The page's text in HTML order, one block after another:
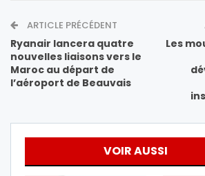
ARTICLE PRÉCÉDENT
Ryanair lancera quatre
nouvelles liaisons vers le
Maroc au départ de
l’aéroport de Beauvais
Les
VOIR AUSSI